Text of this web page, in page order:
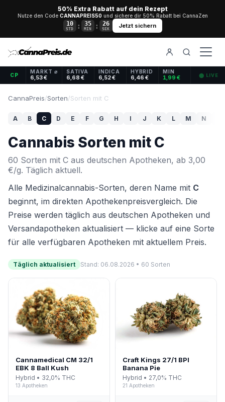
50% Extra Rabatt auf dein Rezept
Nutze den Code CANNAPREIS50und sichere dir 50% Rabatt bei CannaZen
10
STD : 35
MIN : 25
SEK Jetzt sichern
CP
MARKT ⌀
6,53 €
SATIVA
6,68 €
INDICA
6,52 €
HYBRID
6,46 €
MIN
1,99 € ⬤ LIVE
CannaPreis/Sorten/Sorten mit C
A B C D E F G H I J K L M N
Cannabis Sorten mit C
60 Sorten mit C aus deutschen Apotheken, ab 3,00
€/g. Täglich aktuell.
Alle Medizinalcannabis-Sorten, deren Name mit C
beginnt, im direkten Apothekenpreisvergleich. Die
Preise werden täglich aus deutschen Apotheken und
Versandapotheken aktualisiert — klicke auf eine Sorte
für alle verfügbaren Apotheken mit aktuellem Preis.
Täglich aktualisiert Stand: 06.08.2026 • 60 Sorten
Cannamedical CM 32/1
EBK 8 Ball Kush
Hybrid • 32,0% THC
13 Apotheken
Craft Kings 27/1 BPI
Banana Pie
Hybrid • 27,0% THC
21 Apotheken